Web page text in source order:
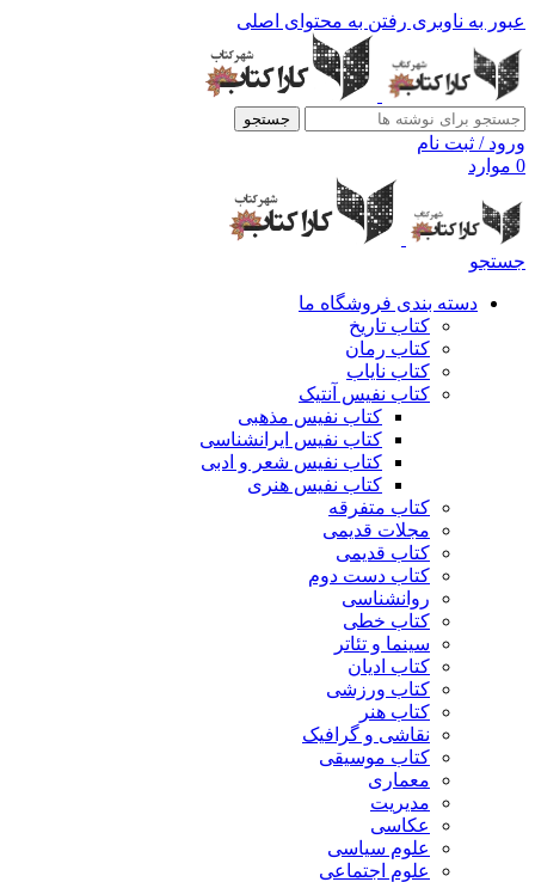
عبور به ناوبری رفتن به محتوای اصلی
جستجو
ورود / ثبت نام
0 موارد
جستجو
دسته بندی فروشگاه ما
کتاب تاریخ
کتاب رمان
کتاب نایاب
کتاب نفیس آنتیک
کتاب نفیس مذهبی
کتاب نفیس ایرانشناسی
کتاب نفیس شعر و ادبی
کتاب نفیس هنری
کتاب متفرقه
مجلات قدیمی
کتاب قدیمی
کتاب دست دوم
روانشناسی
کتاب خطی
سینما و تئاتر
کتاب ادیان
کتاب ورزشی
کتاب هنر
نقاشی و گرافیک
کتاب موسیقی
معماری
مدیریت
عکاسی
علوم سیاسی
علوم اجتماعی